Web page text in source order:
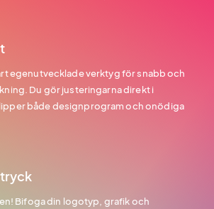
egenutvecklade verktyg för snabb och
Du gör justeringarna direkt i
både designprogram och onödiga
Bifoga din logotyp, grafik och